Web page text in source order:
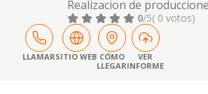
Realizacion de
su venta y distribucion.
de medios audiovisuales,
realizacion, edicion.
comercializacion de
regalo
0/5( 0 votos)
LLAMARSITIO WEB CÓMO
LLEGAR
VER
INFORME